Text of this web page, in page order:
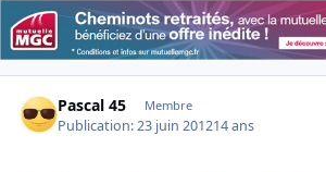
Pascal 45 Membre
Publication:23 juin 201214 ans